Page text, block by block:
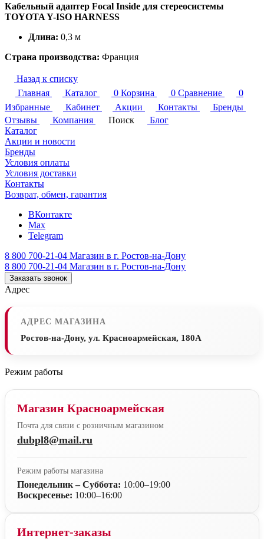
Кабельный адаптер Focal Inside для стереосистемы
TOYOTA Y-ISO HARNESS
Длина: 0,3 м
Страна производства: Франция
Назад к списку
Главная
Каталог 0 Корзина 0 Сравнение
0
Избранные
Кабинет Акции Контакты
Бренды
Отзывы
Компания Поиск
Блог
Каталог
Акции и новости
Бренды
Условия оплаты
Условия доставки
Контакты
Возврат, обмен, гарантия
ВКонтакте
Max
Telegram
8 800 700-21-04 Магазин в г. Ростов-на-Дону
8 800 700-21-04 Магазин в г. Ростов-на-Дону
Заказать звонок
Адрес
АДРЕС МАГАЗИНА
Ростов-на-Дону, ул. Красноармейская, 180А
Режим работы
Магазин Красноармейская
Почта для связи с розничным магазином
dubpl8@mail.ru
Режим работы магазина
Понедельник – Суббота: 10:00–19:00
Воскресенье: 10:00–16:00
Интернет-заказы